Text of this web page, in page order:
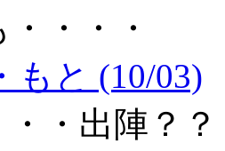
・・・
もと (10/03)
・・出陣？